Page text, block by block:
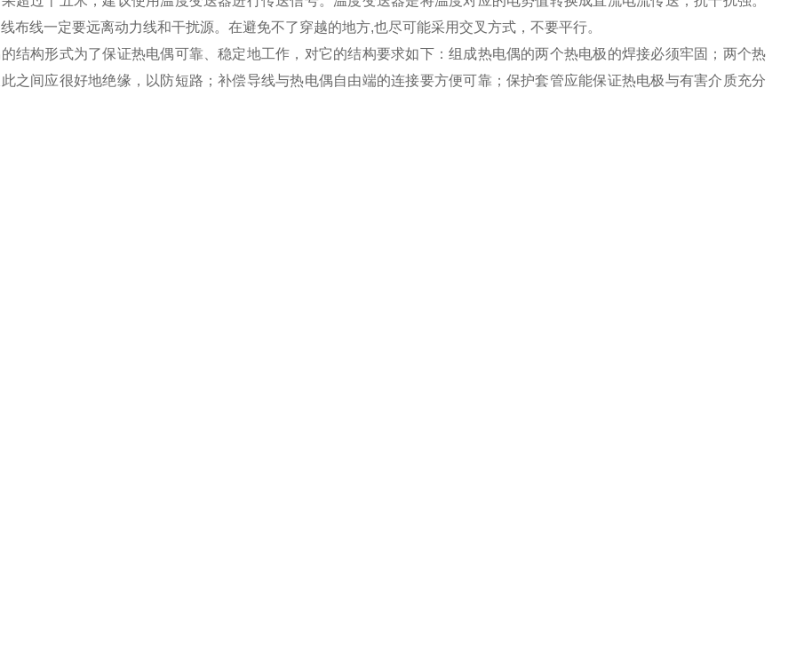
布线一定要远离动力线和干扰源。在避免不了穿越的地方,也尽可能采用交叉方式，不要平行。
结构形式为了保证热电偶可靠、稳定地工作，对它的结构要求如下：组成热电偶的两个热电极的焊接必须牢固；两个热
之间应很好地绝缘，以防短路；补偿导线与热电偶自由端的连接要方便可靠；保护套管应能保证热电极与有害介质充分